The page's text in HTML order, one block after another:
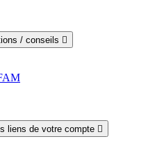
/ conseils 
liens de votre compte 